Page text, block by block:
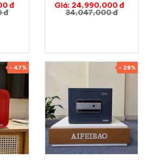
đ
đ
Giá: 24,990,000 đ
34,047,000 đ
- 47% - 28%